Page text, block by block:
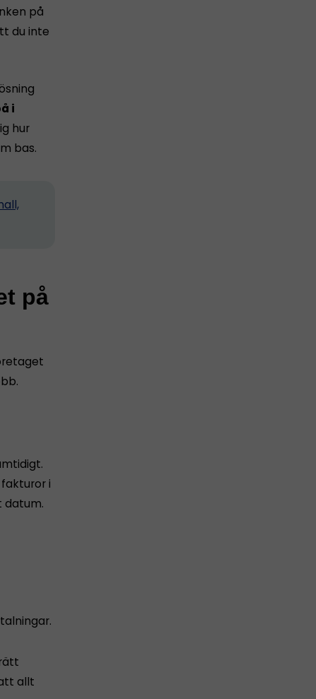
på
du inte
i
hur
bas.
på
i
datum.
allt